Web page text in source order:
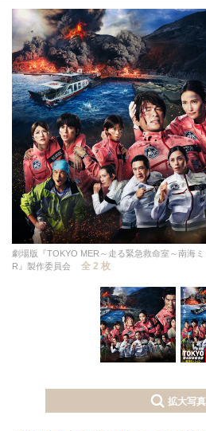
劇場版『TOKYO MER～走る緊急救命室～南海
R』製作委員会
全 2 枚
拡大写真